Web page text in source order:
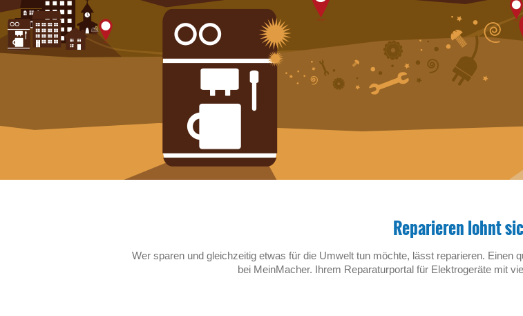
Reparieren lohnt
Wer sparen und gleichzeitig etwas für die Umwelt tun möchte, lässt reparieren. Einen
bei MeinMacher. Ihrem Reparaturportal für Elektrogeräte mit